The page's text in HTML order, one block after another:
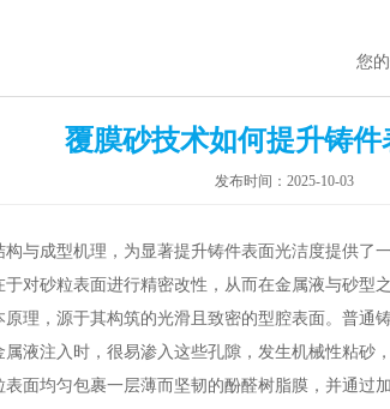
您
覆膜砂技术如何提升铸
发布时间：2025-10-03
与成型机理，为显著提升铸件表面光洁度提供了
对砂粒表面进行精密改性，从而在金属液与砂型
，源于其构筑的光滑且致密的型腔表面。普通
液注入时，很易渗入这些孔隙，发生机械性粘砂
面均匀包裹一层薄而坚韧的酚醛树脂膜，并通过